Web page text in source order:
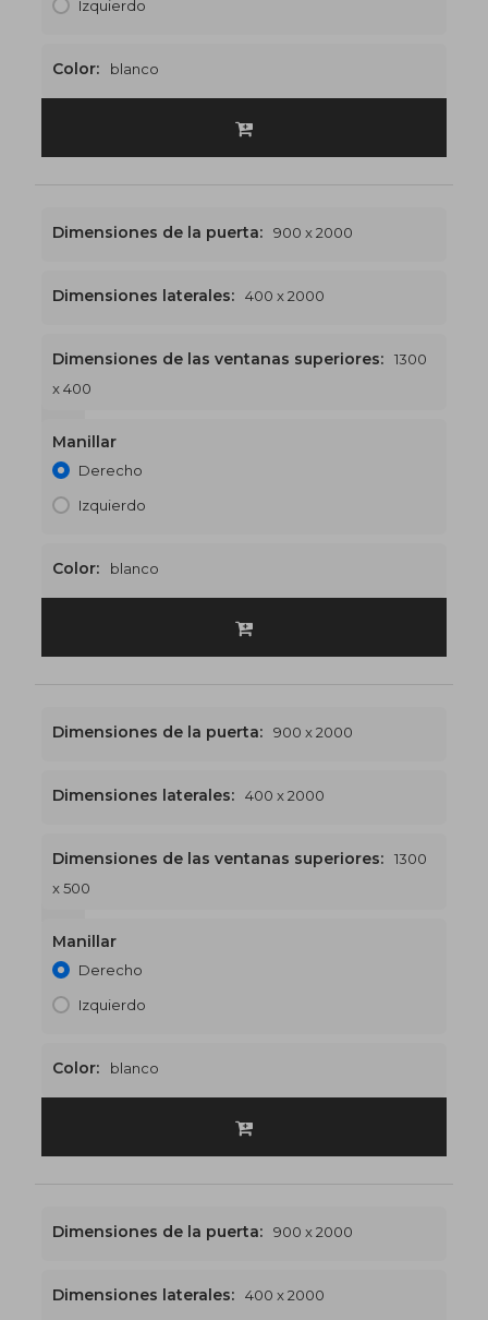
Izquierdo
Color: blanco
Dimensiones de la puerta: 900 x 2000
Dimensiones laterales: 400 x 2000
Dimensiones de las ventanas superiores:
1300
x 400
Manillar
Derecho
Izquierdo
Color: blanco
Dimensiones de la puerta: 900 x 2000
Dimensiones laterales: 400 x 2000
Dimensiones de las ventanas superiores:
1300
x 500
Manillar
Derecho
Izquierdo
Color: blanco
Dimensiones de la puerta: 900 x 2000
Dimensiones laterales: 400 x 2000